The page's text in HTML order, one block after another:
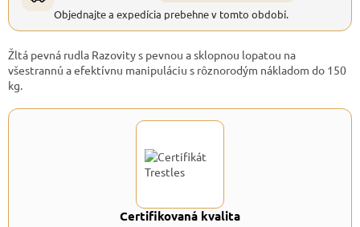
Objednajte a expedícia prebehne v tomto období.
Žltá pevná rudla Razovity s pevnou a sklopnou lopatou na
všestrannú a efektívnu manipuláciu s rôznorodým nákladom do 150
kg.
Certifikovaná kvalita